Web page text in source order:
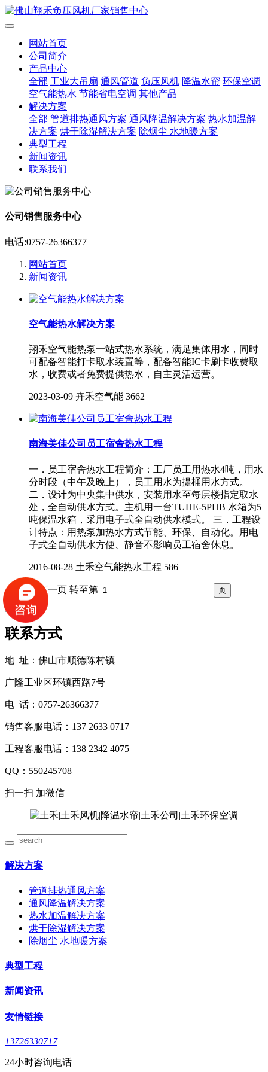
网站首页
公司简介
产品中心
全部 工业大吊扇 通风管道 负压风机 降温水帘 环保空调
空气能热水 节能省电空调 其他产品
解决方案
全部 管道排热通风方案 通风降温解决方案 热水加温解
决方案 烘干除湿解决方案 除烟尘 水地暖方案
典型工程
新闻资讯
联系我们
公司销售服务中心
电话:0757-26366377
网站首页
新闻资讯
空气能热水解决方案
翔禾空气能热泵一站式热水系统，满足集体用水，同时
可配备智能打卡取水装置等，配备智能IC卡刷卡收费取
水，收费或者免费提供热水，自主灵活运营。
2023-03-09 卉禾空气能 3662
南海美佳公司员工宿舍热水工程
一．员工宿舍热水工程简介：工厂员工用热水4吨，用水
分时段（中午及晚上），员工用水为提桶用水方式。
二．设计为中央集中供水，安装用水至每层楼指定取水
处，全自动供水方式。主机用一台TUHE-5PHB 水箱为5
吨保温水箱，采用电子式全自动供水模式。 三．工程设
计特点：用热泵加热水方式节能、环保、自动化。用电
子式全自动供水方便、静音不影响员工宿舍休息。
2016-08-28 土禾空气能热水工程 586
上一页1 下一页 转至第
加载更多
联系方式
地 址：佛山市顺德陈村镇
广隆工业区环镇西路7号
电 话：0757-26366377
销售客服电话：137 2633 0717
工程客服电话：138 2342 4075
QQ：550245708
扫一扫 加微信
解决方案
管道排热通风方案
通风降温解决方案
热水加温解决方案
烘干除湿解决方案
除烟尘 水地暖方案
典型工程
新闻资讯
友情链接
13726330717
24小时咨询电话